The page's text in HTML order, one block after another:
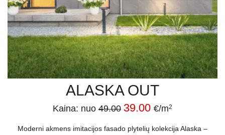
ALASKA OUT
Kaina: nuo 49.00 39.00 €/m2
Moderni akmens imitacijos fasado plytelių kolekcija Alaska –